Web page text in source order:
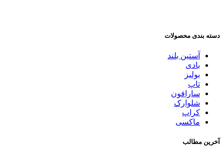
دسته بندی محصولات
آستین بلند
بادی
بولیز
تاپ
سارافون
شلوارک
کراپ
ماکسی
آخرین مطالب